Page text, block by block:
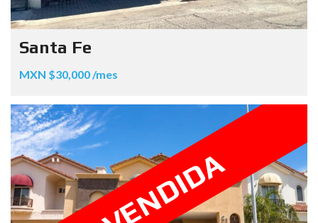
Santa Fe
MXN $30,000 /mes
VENDIDA